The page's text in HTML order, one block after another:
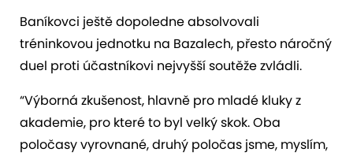
Baníkovci ještě dopoledne absolvovali
tréninkovou jednotku na Bazalech, přesto náročný
duel proti účastníkovi nejvyšší soutěže zvládli.
“Výborná zkušenost, hlavně pro mladé kluky z
akademie, pro které to byl velký skok. Oba
poločasy vyrovnané, druhý poločas jsme, myslím,